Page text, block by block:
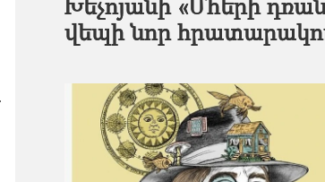
Խեչոյանի «Մհերի
վեպի նոր